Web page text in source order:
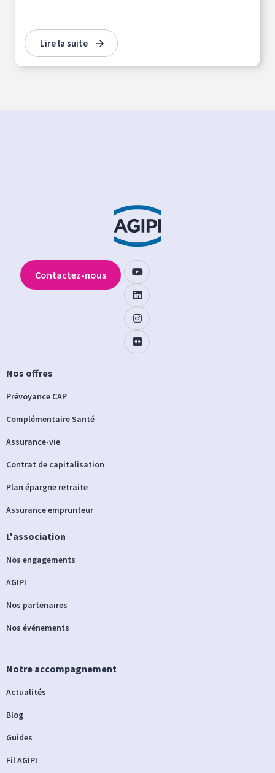
Lire la suite
Nos offres
Prévoyance CAP
Complémentaire Santé
Assurance-vie
Contrat de capitalisation
Plan épargne retraite
Assurance emprunteur
L'association
Nos engagements
AGIPI
Nos partenaires
Nos événements
Notre accompagnement
Actualités
Blog
Guides
Fil AGIPI
Contactez-nous